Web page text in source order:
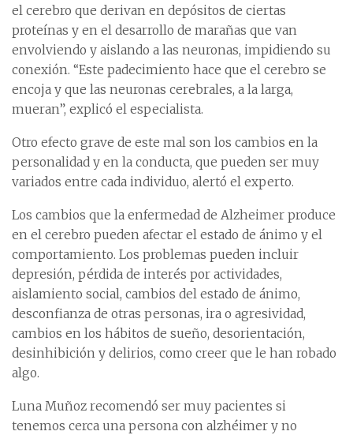
el cerebro que derivan en depósitos de ciertas
proteínas y en el desarrollo de marañas que van
envolviendo y aislando a las neuronas, impidiendo su
conexión. “Este padecimiento hace que el cerebro se
encoja y que las neuronas cerebrales, a la larga,
mueran”, explicó el especialista.
Otro efecto grave de este mal son los cambios en la
personalidad y en la conducta, que pueden ser muy
variados entre cada individuo, alertó el experto.
Los cambios que la enfermedad de Alzheimer produce
en el cerebro pueden afectar el estado de ánimo y el
comportamiento. Los problemas pueden incluir
depresión, pérdida de interés por actividades,
aislamiento social, cambios del estado de ánimo,
desconfianza de otras personas, ira o agresividad,
cambios en los hábitos de sueño, desorientación,
desinhibición y delirios, como creer que le han robado
algo.
Luna Muñoz recomendó ser muy pacientes si
tenemos cerca una persona con alzhéimer y no